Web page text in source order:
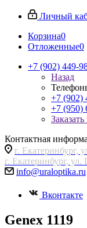
Личный
Корзина0
Отложенные0
+7 (902) 449-
Назад
+7 (902)
+7 (950)
Контактная
г. Екатеринбург,
г. Екатеринбург, ул.
info@uraloptika.ru
Вконтакте
Genex 1119